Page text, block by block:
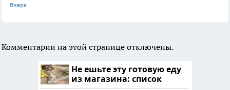
Вчера
Комментарии на этой странице отключены.
Не ешьте эту готовую еду
из магазина: список